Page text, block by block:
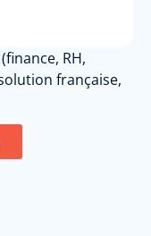
RH,
française,